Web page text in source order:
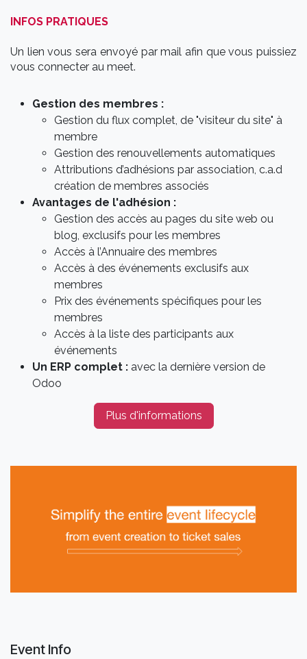
INFOS PRATIQUES
Un lien vous sera envoyé par mail afin que vous puissiez
vous connecter au meet.
Gestion des membres :
Gestion du flux complet, de "visiteur du site" à
membre
Gestion des renouvellements automatiques
Attributions d’adhésions par association, c.a.d
création de membres associés
Avantages de l'adhésion :
Gestion des accès au pages du site web ou
blog, exclusifs pour les membres
Accès à l’Annuaire des membres
Accès à des événements exclusifs aux
membres
Prix des événements spécifiques pour les
membres
Accès à la liste des participants aux
événements
Un ERP complet : avec la dernière version de
Odoo
Plus d'informations
Event Info